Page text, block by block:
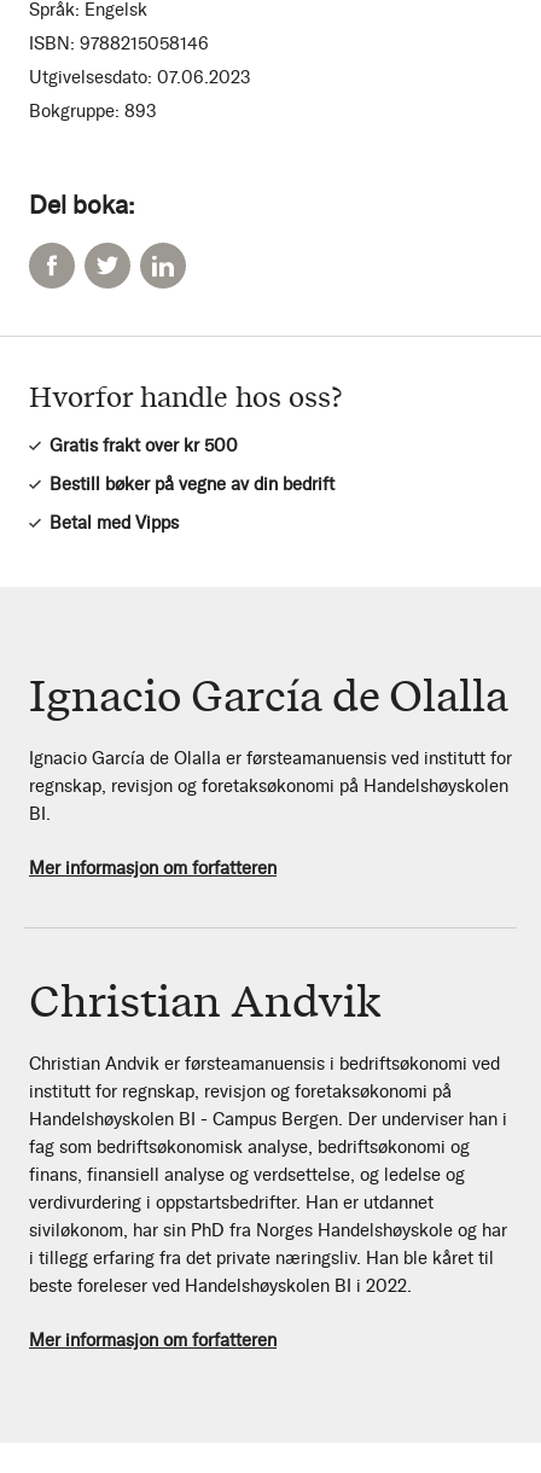
Del boka:
Språk: Engelsk
ISBN: 9788215058146
Utgivelsesdato: 07.06.2023
Bokgruppe: 893
Hvorfor handle hos oss?
Gratis frakt over kr 500
Bestill bøker på vegne av din bedrift
Betal med Vipps
Ignacio García de Olalla
Ignacio García de Olalla er førsteamanuensis ved institutt for
regnskap, revisjon og foretaksøkonomi på Handelshøyskolen
BI.
Mer informasjon om forfatteren
Christian Andvik
Christian Andvik er førsteamanuensis i bedriftsøkonomi ved
institutt for regnskap, revisjon og foretaksøkonomi på
Handelshøyskolen BI - Campus Bergen. Der underviser han i
fag som bedriftsøkonomisk analyse, bedriftsøkonomi og
finans, finansiell analyse og verdsettelse, og ledelse og
verdivurdering i oppstartsbedrifter. Han er utdannet
siviløkonom, har sin PhD fra Norges Handelshøyskole og har
i tillegg erfaring fra det private næringsliv. Han ble kåret til
beste foreleser ved Handelshøyskolen BI i 2022.
Mer informasjon om forfatteren